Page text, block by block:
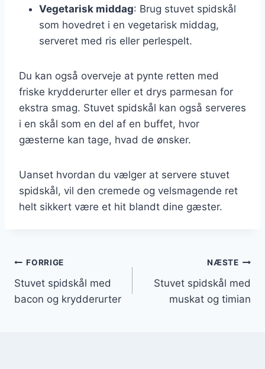
Vegetarisk middag: Brug stuvet spidskål
som hovedret i en vegetarisk middag,
serveret med ris eller perlespelt.
Du kan også overveje at pynte retten med
friske krydderurter eller et drys parmesan for
ekstra smag. Stuvet spidskål kan også serveres
i en skål som en del af en buffet, hvor
gæsterne kan tage, hvad de ønsker.
Uanset hvordan du vælger at servere stuvet
spidskål, vil den cremede og velsmagende ret
helt sikkert være et hit blandt dine gæster.
Indlægsnavigation
FORRIGE
Stuvet spidskål med
bacon og krydderurter
NÆSTE
Stuvet spidskål med
muskat og timian